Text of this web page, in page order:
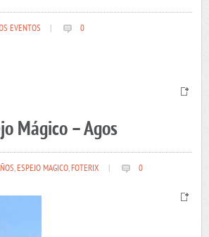
EVENTOS 0
Mágico – Agos
,ESPEJO MAGICO,FOTERIX 0